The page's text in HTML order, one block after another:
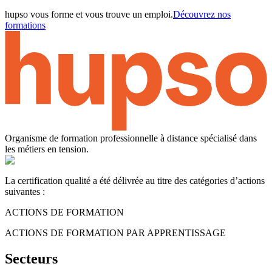
hupso vous forme et vous trouve un emploi.Découvrez nos
formations
Organisme de formation professionnelle à distance spécialisé dans
les métiers en tension.
La certification qualité a été délivrée au titre des catégories d’actions
suivantes :
ACTIONS DE FORMATION
ACTIONS DE FORMATION PAR APPRENTISSAGE
Secteurs